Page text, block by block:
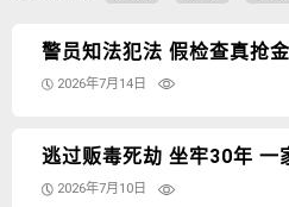
警员知法犯法 假检查真抢
2026年7月14日
逃过贩毒死劫 坐牢30年 一
2026年7月10日